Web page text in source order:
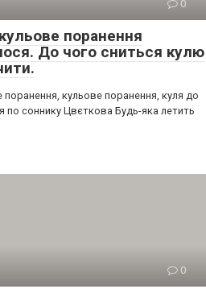
0
поранення
До чого сниться кулю
поранення, кульове поранення, куля до
по соннику Цвєткова Будь-яка летить
0